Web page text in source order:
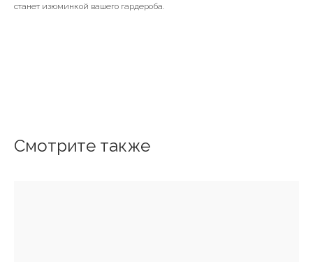
станет изюминкой вашего гардероба.
Смотрите также